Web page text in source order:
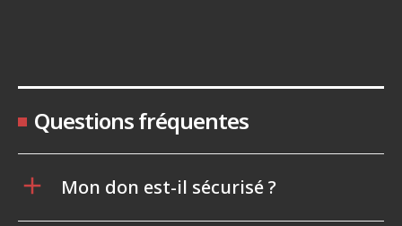
Questions fréquentes
Mon don est-il sécurisé ?